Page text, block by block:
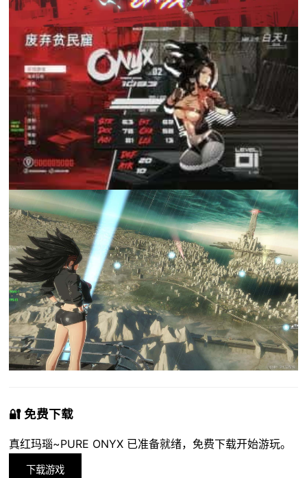
🔐 免费下载
真红玛瑙~PURE ONYX 已准备就绪，免费下载开始游玩。
下载游戏